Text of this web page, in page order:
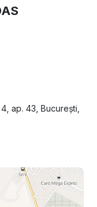
ap. 43, București,